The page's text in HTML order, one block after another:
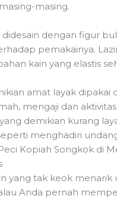
masing.
dengan figur
pemakainya.
kain yang elastis
amat layak dipakai
mengaji dan
demikian kurang
menghadiri
yang tak keok menarik
Anda pernah